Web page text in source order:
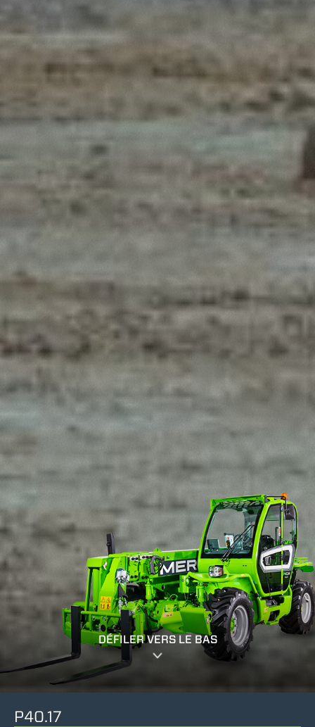
DÉFILER VERS LE BAS
P40.17